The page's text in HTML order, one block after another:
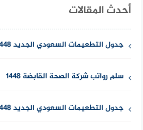
أحدث المقالات
جدول التطعيمات السعودي الجديد 1448
سلم رواتب شركة الصحة القابضة 1448
جدول التطعيمات السعودي الجديد 1448